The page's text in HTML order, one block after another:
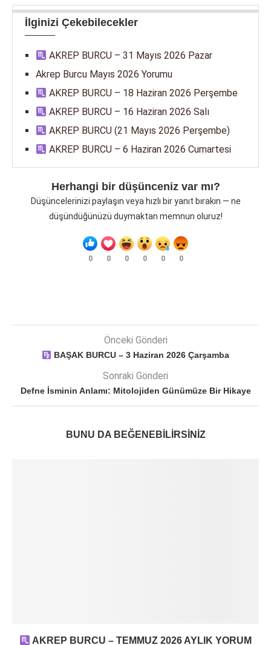
İlginizi Çekebilecekler
AKREP BURCU – 31 Mayıs 2026 Pazar
Akrep Burcu Mayıs 2026 Yorumu
AKREP BURCU – 18 Haziran 2026 Perşembe
AKREP BURCU – 16 Haziran 2026 Salı
AKREP BURCU (21 Mayıs 2026 Perşembe)
AKREP BURCU – 6 Haziran 2026 Cumartesi
Herhangi bir düşünceniz var mı?
Düşüncelerinizi paylaşın veya hızlı bir yanıt bırakın — ne
düşündüğünüzü duymaktan memnun oluruz!
0 0 0 0 0 0
Önceki Gönderi
BAŞAK BURCU – 3 Haziran 2026 Çarşamba
Sonraki Gönderi
Defne İsminin Anlamı: Mitolojiden Günümüze Bir Hikaye
BUNU DA BEĞENEBILIRSINIZ
AKREP BURCU – TEMMUZ 2026 AYLIK YORUM